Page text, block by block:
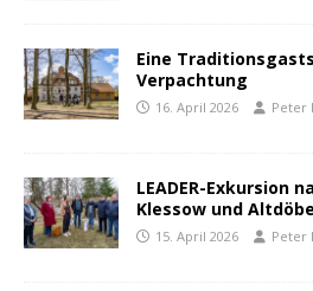
Eine
Verpachtung
16. April 2026 Peter
LEADER-Exkursion
Klessow und
15. April 2026 Peter